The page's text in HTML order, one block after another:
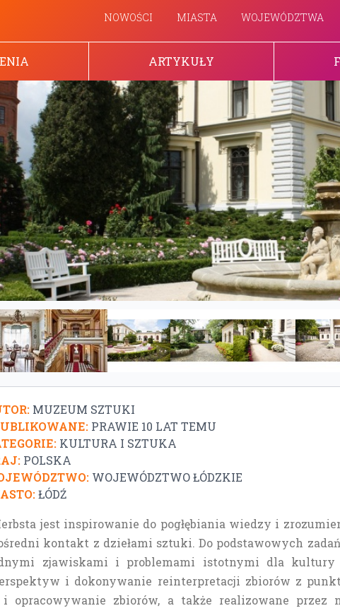
NOWOŚCI MIASTA WOJEWÓDZTWA
ARTYKUŁY
MUZEUM SZTUKI
PRAWIE 10 LAT TEMU
KULTURA I SZTUKA
POLSKA
WOJEWÓDZTWO ŁÓDZKIE
ŁÓDŹ
jest inspirowanie do pogłębiania wiedzy i
kontakt z dziełami sztuki. Do podstawowych
zjawiskami i problemami istotnymi dla
i dokonywanie reinterpretacji zbiorów z
i opracowywanie zbiorów, a także realizowane przez